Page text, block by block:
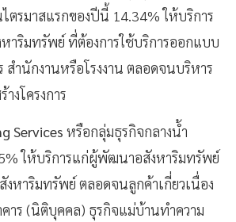
ตรมาสแรกของปีนี้ 14.34% ให้บริการ
ริมทรัพย์ ที่ต้องการใช้บริการออกแบบ
สำนักงานหรือโรงงาน ตลอดจนบริหาร
งโครงการ
Services หรือกลุ่มธุรกิจกลางน้ำ
ให้บริการแก่ผู้พัฒนาอสังหาริมทรัพย์
หาริมทรัพย์ ตลอดจนลูกค้าเกี่ยวเนื่อง
าร (นิติบุคคล) ธุรกิจแม่บ้านทำความ